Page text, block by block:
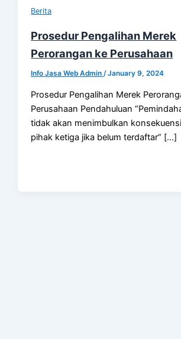
Berita
Prosedur Pengalihan Merek
Perorangan ke Perusahaan
Info Jasa Web Admin/January 9, 2024
Prosedur Pengalihan Merek
Perusahaan Pendahuluan
tidak akan menimbulkan
pihak ketiga jika belum terdaftar” […]